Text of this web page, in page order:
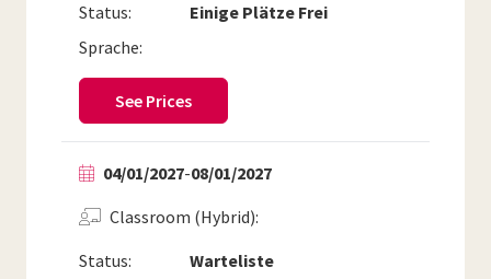
Status: Einige Plätze Frei
Sprache:
See Prices
04/01/2027-08/01/2027
Status: Warteliste
Classroom (Hybrid)